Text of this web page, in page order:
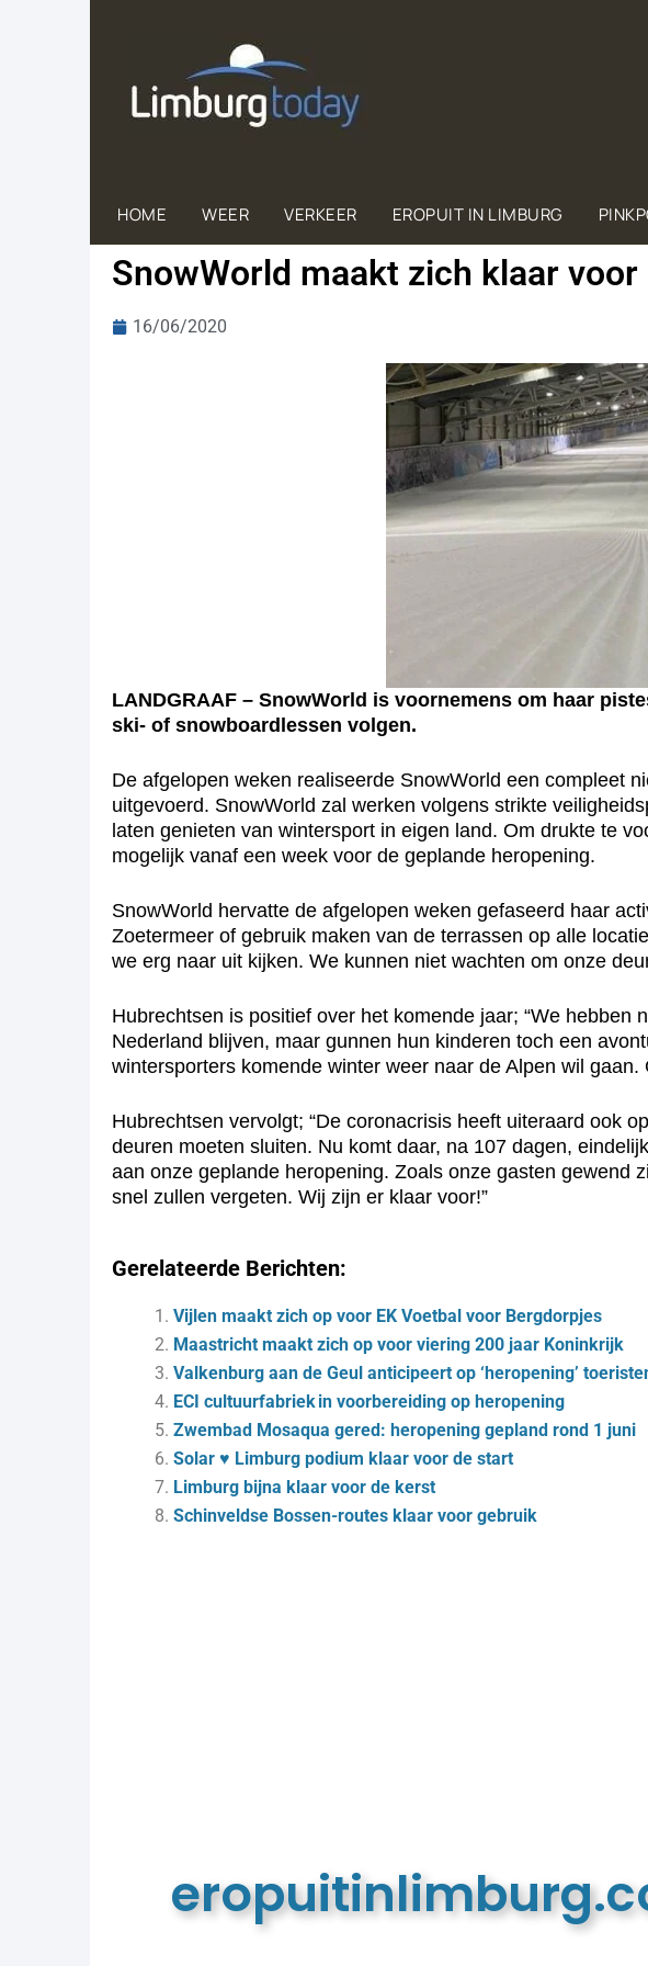
HOME WEER VERKEER EROPUIT IN LIMBURG
SnowWorld maakt zich klaar
16/06/2020
LANDGRAAF – SnowWorld is voornemens om haar
ski- of snowboardlessen volgen.
De afgelopen weken realiseerde SnowWorld een compleet
uitgevoerd. SnowWorld zal werken volgens strikte
laten genieten van wintersport in eigen land. Om drukte te
mogelijk vanaf een week voor de geplande heropening.
SnowWorld hervatte de afgelopen weken gefaseerd haar
Zoetermeer of gebruik maken van de terrassen op alle
we erg naar uit kijken. We kunnen niet wachten om onze
Hubrechtsen is positief over het komende jaar; “We
Nederland blijven, maar gunnen hun kinderen toch een
wintersporters komende winter weer naar de Alpen wil
Hubrechtsen vervolgt; “De coronacrisis heeft uiteraard ook
deuren moeten sluiten. Nu komt daar, na 107 dagen,
aan onze geplande heropening. Zoals onze gasten gewend
snel zullen vergeten. Wij zijn er klaar voor!”
Gerelateerde Berichten:
Vijlen maakt zich op voor EK Voetbal voor Bergdorpjes
Maastricht maakt zich op voor viering 200 jaar Koninkrijk
Valkenburg aan de Geul anticipeert op ‘heropening’
ECI cultuurfabriek in voorbereiding op heropening
Zwembad Mosaqua gered: heropening gepland rond 1 juni
Solar ♥ Limburg podium klaar voor de start
Limburg bijna klaar voor de kerst
Schinveldse Bossen-routes klaar voor gebruik